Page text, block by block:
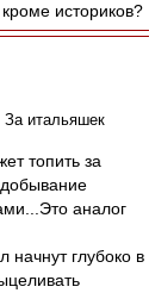
историков?
итальяшек
топить за
добывание
аналог
начнут глубоко в